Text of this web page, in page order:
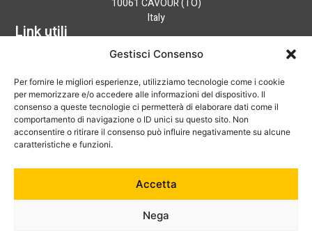
Gestisci Consenso
Per fornire le migliori esperienze, utilizziamo tecnologie come i cookie
per memorizzare e/o accedere alle informazioni del dispositivo. Il
consenso a queste tecnologie ci permetterà di elaborare dati come il
comportamento di navigazione o ID unici su questo sito. Non
acconsentire o ritirare il consenso può influire negativamente su alcune
caratteristiche e funzioni.
Accetta
Nega
10061 CAVOUR (TO)
Italy
Link utili
Home
Catalogo
Tecnologia
News
Contatti
Hai bisogno di aiuto?
+39 0121 600752
info@australian-srl.com